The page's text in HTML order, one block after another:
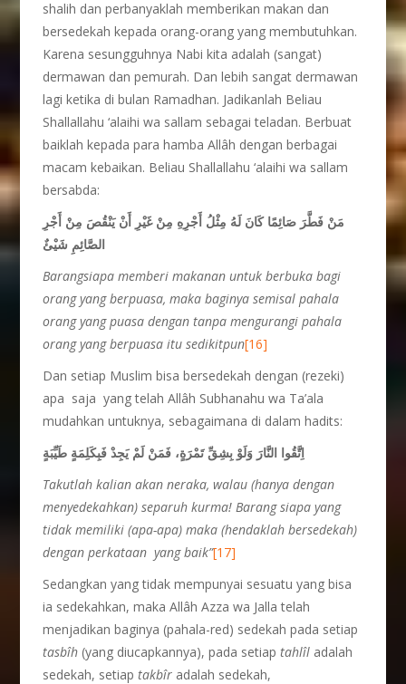
shalih dan perbanyaklah memberikan makan dan
bersedekah kepada orang-orang yang membutuhkan.
Karena sesungguhnya Nabi kita adalah (sangat)
dermawan dan pemurah. Dan lebih sangat dermawan
lagi ketika di bulan Ramadhan. Jadikanlah Beliau
Shallallahu ‘alaihi wa sallam sebagai teladan. Berbuat
baiklah kepada para hamba Allâh dengan berbagai
macam kebaikan. Beliau Shallallahu ‘alaihi wa sallam
bersabda:
مَنْ فَطَّرَ صَائِمًا كَانَ لَهُ مِثْلُ أَجْرِهِ مِنْ غَيْرِ أَنْ يَنْقُصَ مِنْ أَجْرِ
الصَّائِمِ شَيْئٌ
Barangsiapa memberi makanan untuk berbuka bagi
orang yang berpuasa, maka baginya semisal pahala
orang yang puasa dengan tanpa mengurangi pahala
orang yang berpuasa itu sedikitpun[16]
Dan setiap Muslim bisa bersedekah dengan (rezeki)
apa saja yang telah Allâh Subhanahu wa Ta’ala
mudahkan untuknya, sebagaimana di dalam hadits:
اِتَّقُوا النَّارَ وَلَوْ بِشِقِّ تَمْرَةٍ، فَمَنْ لَمْ يَجِدْ فَبِكَلِمَةٍ طَيِّبَةٍ
Takutlah kalian akan neraka, walau (hanya dengan
menyedekahkan) separuh kurma! Barang siapa yang
tidak memiliki (apa-apa) maka (hendaklah bersedekah)
dengan perkataan yang baik”[17]
Sedangkan yang tidak mempunyai sesuatu yang bisa
ia sedekahkan, maka Allâh Azza wa Jalla telah
menjadikan baginya (pahala-red) sedekah pada setiap
tasbîh (yang diucapkannya), pada setiaptahlîl adalah
sedekah, setiaptakbîr adalah sedekah,